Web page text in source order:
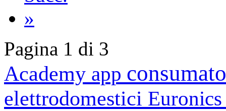
»
Pagina 1 di 3
Academy app
elettrodomestici